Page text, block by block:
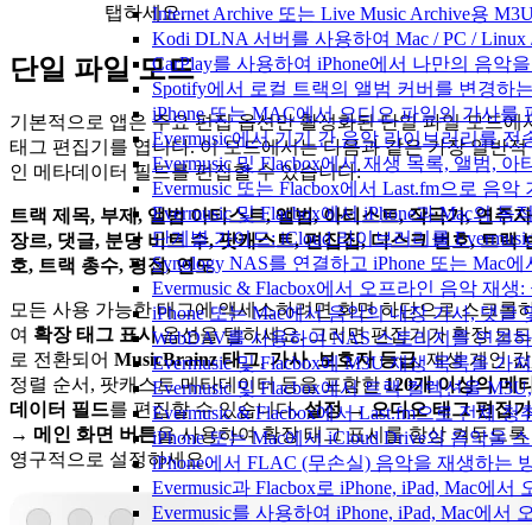
Internet Archive 또는 Live Music Archive용
Kodi DLNA 서버를 사용하여 Mac / PC /
CarPlay를 사용하여 iPhone에서 나만의 음악
Spotify에서 로컬 트랙의 앨범 커버를 변경하
iPhone 또는 MAC에서 오디오 파일의 가사를
Evermusic에서 기기 간 음악 라이브러리를
Evermusic 및 Flacbox에서 재생 목록, 앨범,
Evermusic 또는 Flacbox에서 Last.fm으로 음
Evermusic 및 Flacbox에서 iPhone과 Mac의
단계별 가이드: iCloud 라이브러리를
Synology NAS를 연결하고 iPhone 또는 Mac
Evermusic & Flacbox에서 오프라인 음악 재
iPhone 또는 Mac에서 음악의 내장 가사, 댓글
WebDAV를 사용하여 NAS 스토리지를 연결
Evermusic 및 Flacbox에 M3U 재생 목록을 가
Evermusic 및 Flacbox에서 트랙 컬렉션을
Evermusic & Flacbox에서 Last.fm으로 전체 청
iPhone 또는 Mac에서 iCloud Drive의 음악을
iPhone에서 FLAC (무손실) 음악을 재생하는
Evermusic과 Flacbox로 iPhone, iPad, Mac에
Evermusic를 사용하여 iPhone, iPad, Mac에서
탭하세요.
단일 파일 모드
기본적으로 앱은 주요 편집 옵션만 활성화된 단일 파일 모드에
태그 편집기를 엽니다. 이 모드에서는 다음과 같은 가장 일반적
인 메타데이터 필드를 편집할 수 있습니다:
트랙 제목, 부제, 앨범 아티스트, 앨범, 아티스트, 작곡가, 연주
장르, 댓글, 분당 비트 수, 팟캐스트, 편집집, 디스크 번호, 트랙
호, 트랙 총수, 평점, 연도
모든 사용 가능한 태그에 액세스하려면 화면 하단으로 스크롤
여 확장 태그 표시옵션을 탭하세요. 그러면 편집기가 확장 모드
로 전환되어 MusicBrainz 태그,가사,보호자 등급, 재생 게인
정렬 순서, 팟캐스트 메타데이터 등을 포함한120개 이상의 메
데이터 필드를 편집할 수 있습니다.설정 → 오디오 태그 편집기
→ 메인 화면 버튼을 사용하여 확장 태그 표시를 항상 켜두도록
영구적으로 설정하세요.